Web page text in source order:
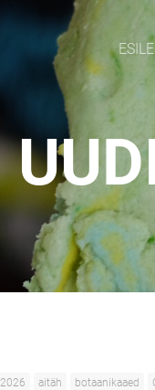
2026 aitäh botaanikaaed